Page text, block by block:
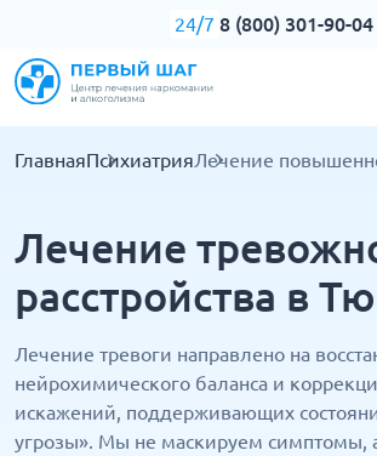
24/7 8 (800) 301-90-04
ГлавнаяПсихиатрияЛечение
Лечение
расстройства в
Лечение тревоги направлено на
нейрохимического баланса и
искажений, поддерживающих
угрозы». Мы не маскируем симптомы,